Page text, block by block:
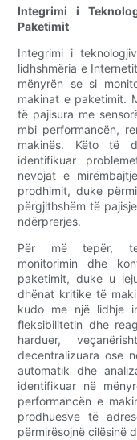
Integrimi i
Paketimit
Integrimi i
lidhshmëria e
mënyrën se si
makinat e paketimit.
të pajisura me
mbi performancën,
makinës. Këto të
identifikuar
nevojat e
prodhimit, duke
përgjithshëm të
ndërprerjes.
Për më tepër,
monitorimin dhe
paketimit, duke u
dhënat kritike të
kudo me një lidhje
fleksibilitetin dhe
harduer,
decentralizuara ose
automatik dhe
identifikuar në
performancën e
prodhuesve të
përmirësojnë cilësinë